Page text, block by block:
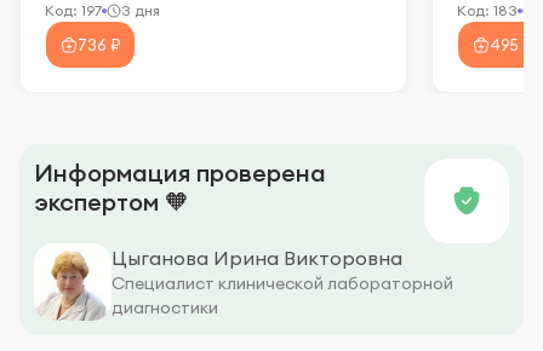
Код: 197 3 дня
736 ₽
Код: 183
495 ₽
Информация проверена
экспертом 🧡
Цыганова Ирина Викторовна
Специалист клинической лабораторной
диагностики